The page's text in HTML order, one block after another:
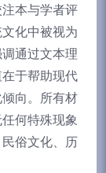
本与学者评
化中被视为
通过文本理
于帮助现代
向。所有材
何特殊现象
俗文化、历